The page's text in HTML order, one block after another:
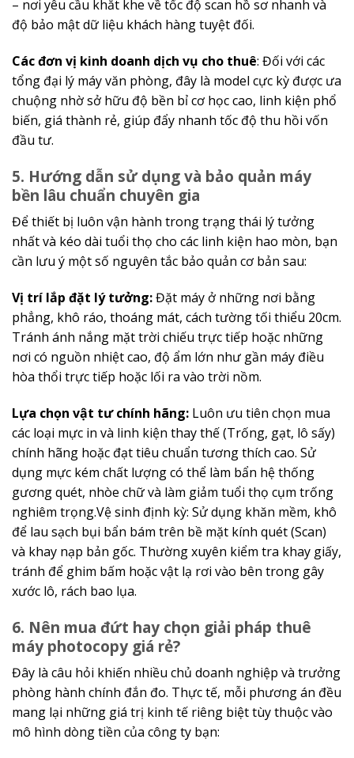
– nơi yêu cầu khắt khe về tốc độ scan hồ sơ nhanh và
độ bảo mật dữ liệu khách hàng tuyệt đối.
Các đơn vị kinh doanh dịch vụ cho thuê: Đối với các
tổng đại lý máy văn phòng, đây là model cực kỳ được ưa
chuộng nhờ sở hữu độ bền bỉ cơ học cao, linh kiện phổ
biến, giá thành rẻ, giúp đẩy nhanh tốc độ thu hồi vốn
đầu tư.
5. Hướng dẫn sử dụng và bảo quản máy
bền lâu chuẩn chuyên gia
Để thiết bị luôn vận hành trong trạng thái lý tưởng
nhất và kéo dài tuổi thọ cho các linh kiện hao mòn, bạn
cần lưu ý một số nguyên tắc bảo quản cơ bản sau:
Vị trí lắp đặt lý tưởng:Đặt máy ở những nơi bằng
phẳng, khô ráo, thoáng mát, cách tường tối thiểu 20cm.
Tránh ánh nắng mặt trời chiếu trực tiếp hoặc những
nơi có nguồn nhiệt cao, độ ẩm lớn như gần máy điều
hòa thổi trực tiếp hoặc lối ra vào trời nồm.
Lựa chọn vật tư chính hãng: Luôn ưu tiên chọn mua
các loại mực in và linh kiện thay thế (Trống, gạt, lô sấy)
chính hãng hoặc đạt tiêu chuẩn tương thích cao. Sử
dụng mực kém chất lượng có thể làm bẩn hệ thống
gương quét, nhòe chữ và làm giảm tuổi thọ cụm trống
nghiêm trọng.Vệ sinh định kỳ: Sử dụng khăn mềm, khô
để lau sạch bụi bẩn bám trên bề mặt kính quét (Scan)
và khay nạp bản gốc. Thường xuyên kiểm tra khay giấy,
tránh để ghim bấm hoặc vật lạ rơi vào bên trong gây
xước lô, rách bao lụa.
6. Nên mua đứt hay chọn giải pháp thuê
máy photocopy giá rẻ?
Đây là câu hỏi khiến nhiều chủ doanh nghiệp và trưởng
phòng hành chính đắn đo. Thực tế, mỗi phương án đều
mang lại những giá trị kinh tế riêng biệt tùy thuộc vào
mô hình dòng tiền của công ty bạn: